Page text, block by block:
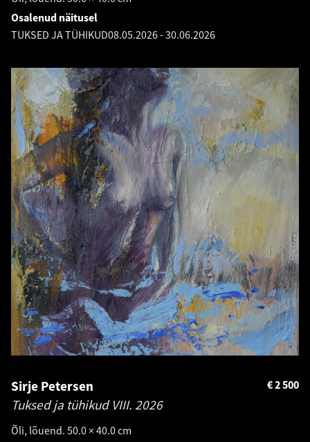
Osalenud näitusel
TUKSED JA TÜHIKUD08.05.2026-30.06.2026
Sirje Petersen
Tuksed ja tühikud VIII. 2026
Õli, lõuend. 50.0 × 40.0 cm
2 500
€